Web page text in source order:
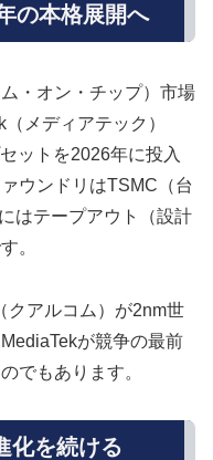
の本格展開へ
・オン・チップ）市場
メディアテック）
ットを2026年に投入
ウンドリはTSMC（台
はテープアウト（設計
。
クアルコム）が2nm世
が競争の最前
でもあります。
化を続ける